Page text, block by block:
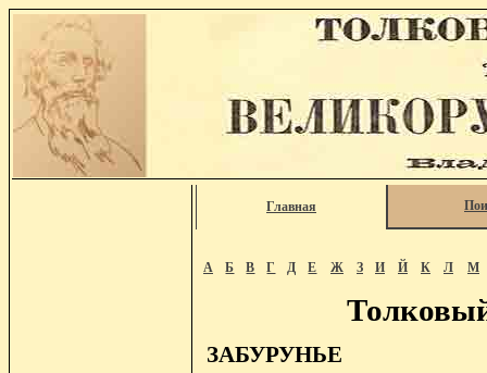
Главная
А Б В Г Д Е Ж З И Й К Л М
ЗАБУРУНЬЕ